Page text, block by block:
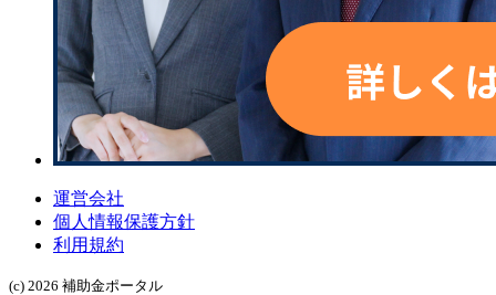
運営会社
個人情報保護方針
利用規約
(c) 2026 補助金ポータル